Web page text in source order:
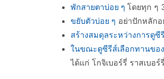
พักสายตาบ่อย ๆ โดยทุก ๆ
ขยับตัวบ่อย ๆ อย่าปักหลัก
สร้างสมดุลระหว่างการดู
ในขณะดูซีรีส์เลือกทานขอ
ได้แก่ โกจิเบอร์รี่ ราสเบอ